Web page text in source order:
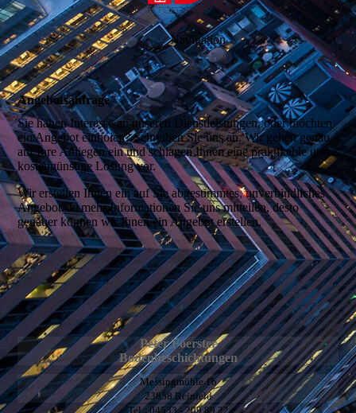
Navigation
Angebotsanfrage
Sie haben Interesse an unseren Dienstleistungen, oder möchten
ein Angebot einholen? Schreiben Sie uns an. Wir gehen genau
auf Ihre Anliegen ein und schlagen Ihnen eine praktikable und
kostengünstige Lösung vor.
Wir erstellen Ihnen ein auf Sie abgestimmtes, unverbindliches
Angebot. Je mehr Informationen Sie uns mitteilen, desto
genauer können wir Ihnen ein Angebot erstellen.
Peter Foerster
Bodenbeschichtungen
Messingmühle 1b
23858 Reinfeld
Tel.: 04533 - 209 89 22